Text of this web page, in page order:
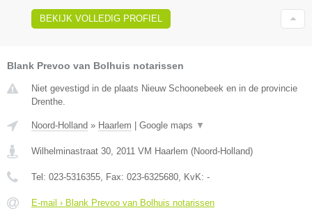
BEKIJK VOLLEDIG PROFIEL
Blank Prevoo van Bolhuis notarissen
Niet gevestigd in de plaats Nieuw Schoonebeek en in de provincie
Drenthe.
Noord-Holland » Haarlem Google maps ▼
Wilhelminastraat 30, 2011 VM Haarlem (Noord-Holland)
Tel: 023-5316355, Fax: 023-6325680, KvK: -
E-mail › Blank Prevoo van Bolhuis notarissen